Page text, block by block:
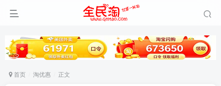
首页 淘优惠 正文